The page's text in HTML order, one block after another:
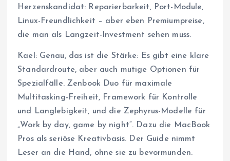
Herzenskandidat: Reparierbarkeit, Port-Module,
Linux-Freundlichkeit – aber eben Premiumpreise,
die man als Langzeit-Investment sehen muss.
Kael: Genau, das ist die Stärke: Es gibt eine klare
Standardroute, aber auch mutige Optionen für
Spezialfälle. Zenbook Duo für maximale
Multitasking-Freiheit, Framework für Kontrolle
und Langlebigkeit, und die Zephyrus-Modelle für
„Work by day, game by night“. Dazu die MacBook
Pros als seriöse Kreativbasis. Der Guide nimmt
Leser an die Hand, ohne sie zu bevormunden.